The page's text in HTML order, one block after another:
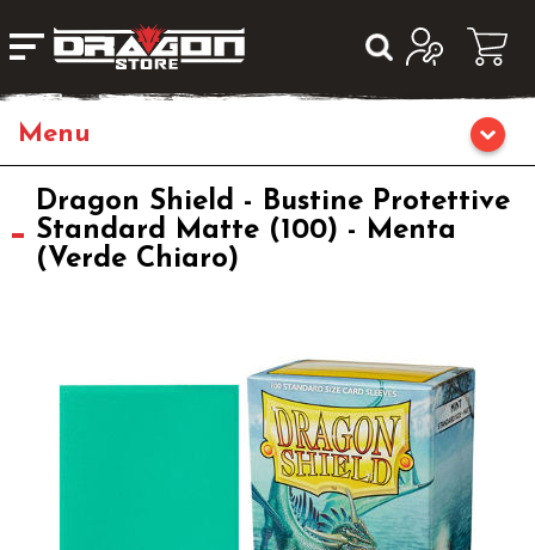
Giochi da Tavolo
Giochi di Ruolo
Giochi di Carte Collezionabili
Dragon Shield - Bustine Protettive
Standard Matte (100) - Menta
(Verde Chiaro)